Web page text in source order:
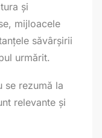
și
mijloacele
săvârșirii
urmărit.
se rezumă la
relevante și